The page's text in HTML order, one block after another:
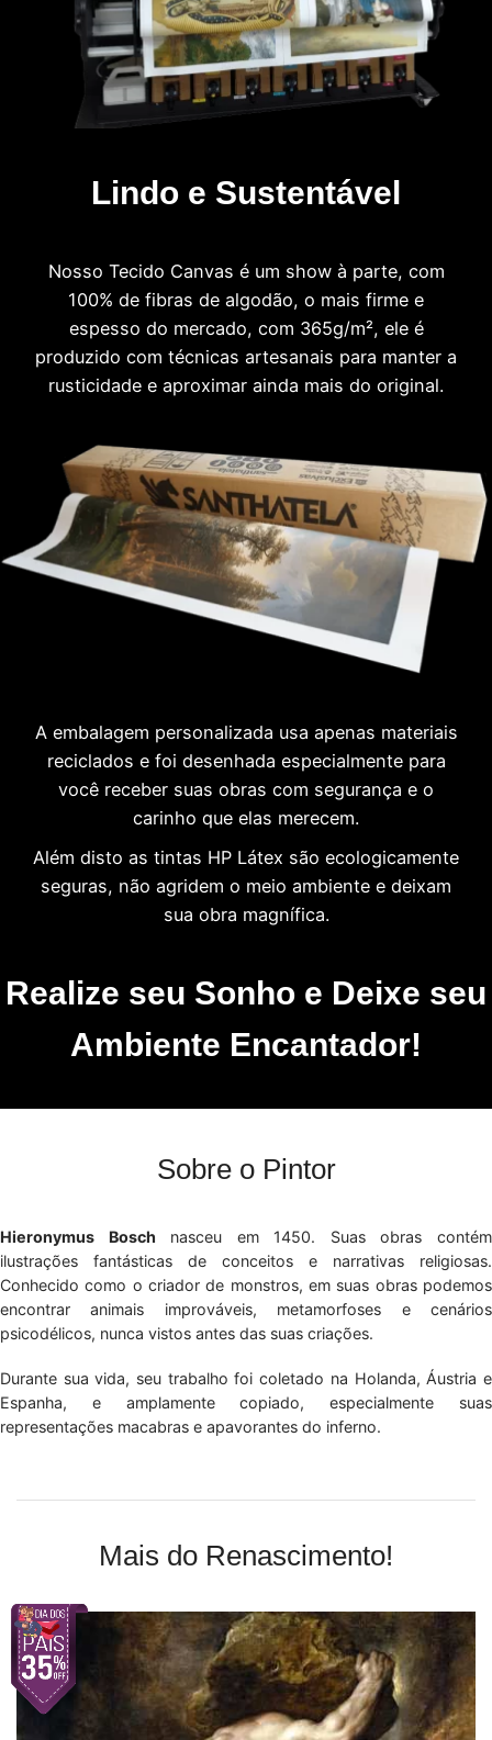
Lindo e Sustentável
Nosso Tecido Canvas é um show à parte, com
100% de fibras de algodão, o mais firme e
espesso do mercado, com 365g/m², ele é
produzido com técnicas artesanais para manter a
rusticidade e aproximar ainda mais do original.
A embalagem personalizada usa apenas materiais
reciclados e foi desenhada especialmente para
você receber suas obras com segurança e o
carinho que elas merecem.
Além disto as tintas HP Látex são ecologicamente
seguras, não agridem o meio ambiente e deixam
sua obra magnífica.
Realize seu Sonho e Deixe seu
Ambiente Encantador!
Sobre o Pintor
Hieronymus Bosch nasceu em 1450. Suas obras contém
ilustrações fantásticas de conceitos e narrativas religiosas.
Conhecido como o criador de monstros, em suas obras podemos
encontrar animais improváveis, metamorfoses e cenários
psicodélicos, nunca vistos antes das suas criações.
Durante sua vida, seu trabalho foi coletado na Holanda, Áustria e
Espanha, e amplamente copiado, especialmente suas
representações macabras e apavorantes do inferno.
Mais do Renascimento!